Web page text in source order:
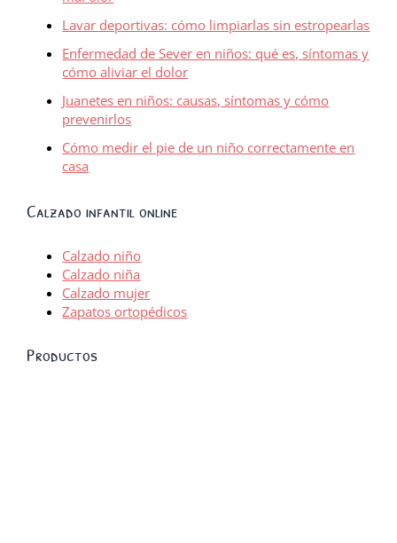
Lavar deportivas: cómo limpiarlas sin estropearlas
Enfermedad de Sever en niños: qué es, síntomas y
cómo aliviar el dolor
Juanetes en niños: causas, síntomas y cómo
prevenirlos
Cómo medir el pie de un niño correctamente en
casa
Calzado infantil online
Calzado niño
Calzado niña
Calzado mujer
Zapatos ortopédicos
Productos